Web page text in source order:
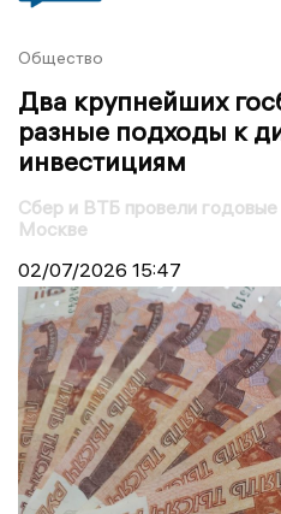
Общество
Два крупнейших
разные подходы к
инвестициям
Сбер и ВТБ провели годовые
Москве
02/07/2026 15:47